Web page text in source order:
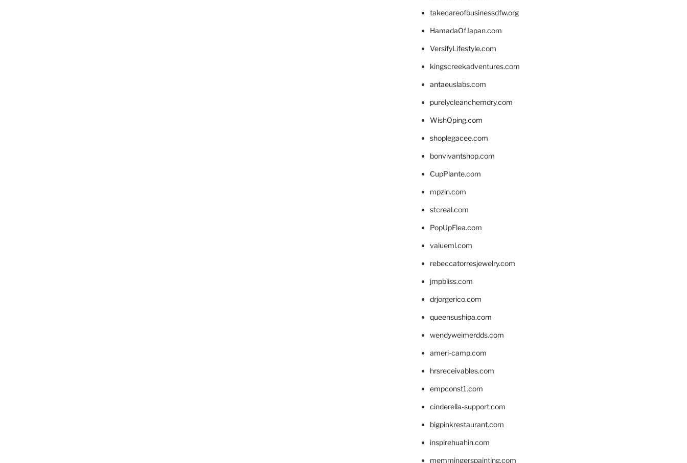
takecareofbusinessdfw.org
HamadaOfJapan.com
VersifyLifestyle.com
kingscreekadventures.com
antaeuslabs.com
purelycleanchemdry.com
WishOping.com
shoplegacee.com
bonvivantshop.com
CupPlante.com
mpzin.com
stcreal.com
PopUpFlea.com
valueml.com
rebeccatorresjewelry.com
jmpbliss.com
drjorgerico.com
queensushipa.com
wendyweimerdds.com
ameri-camp.com
hrsreceivables.com
empconst1.com
cinderella-support.com
bigpinkrestaurant.com
inspirehuahin.com
memmingerspainting.com